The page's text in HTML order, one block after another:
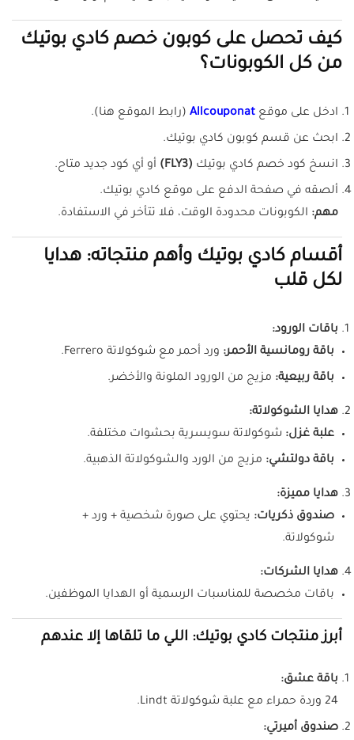
كيف تحصل على كوبون خصم كادي بوتيك
من كل الكوبونات؟
ادخل على موقع Allcouponat (رابط الموقع هنا).
ابحث عن قسم كوبون كادي بوتيك.
انسخ كود خصم كادي بوتيك (FLY3) أو أي كود جديد متاح.
ألصقه في صفحة الدفع على موقع كادي بوتيك.
مهم: الكوبونات محدودة الوقت، فلا تتأخر في الاستفادة.
أقسام كادي بوتيك وأهم منتجاته: هدايا
لكل قلب
باقات الورود:
باقة رومانسية الأحمر: ورد أحمر مع شوكولاتة Ferrero.
باقة ربيعية: مزيج من الورود الملونة والأخضر.
هدايا الشوكولاتة:
علبة غزل: شوكولاتة سويسرية بحشوات مختلفة.
باقة دولتشي: مزيج من الورد والشوكولاتة الذهبية.
هدايا مميزة:
صندوق ذكريات: يحتوي على صورة شخصية + ورد +
شوكولاتة.
هدايا الشركات:
باقات مخصصة للمناسبات الرسمية أو الهدايا الموظفين.
أبرز منتجات كادي بوتيك: اللي ما تلقاها إلا عندهم
باقة عشق:
24 وردة حمراء مع علبة شوكولاتة Lindt.
صندوق أميرتي: